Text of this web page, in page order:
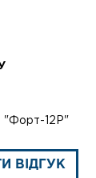
"Форт-12Р"
ВІДГУК